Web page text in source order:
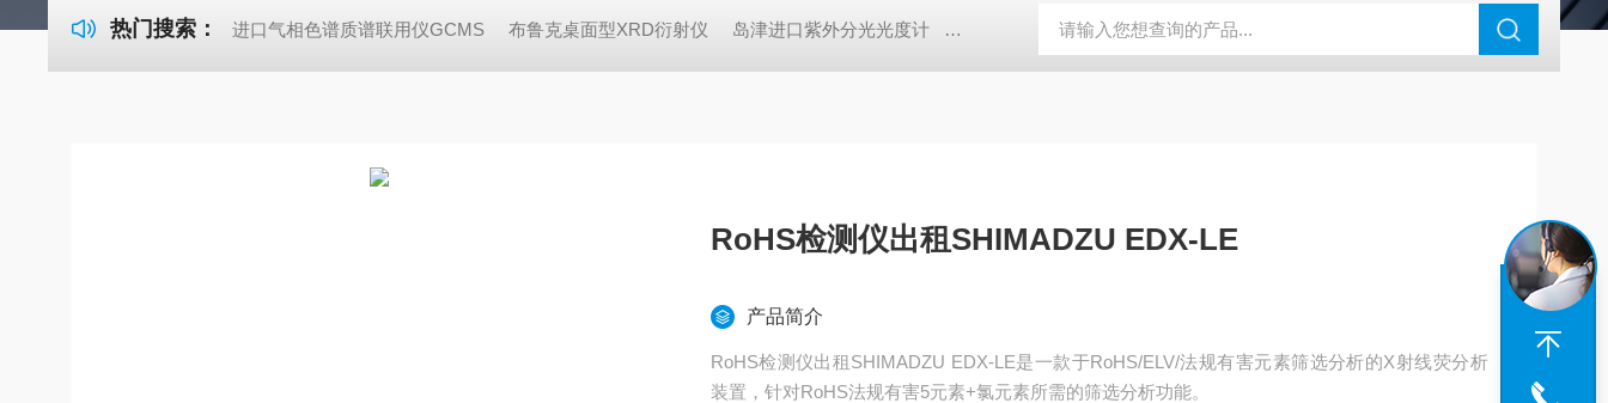
热门搜索： 进口气相色谱质谱联用仪GCMS 布鲁克桌面型XRD衍射仪 岛津进口紫外分光光度计 蔡司MERLIN系列场发射扫描电镜 瑞士万通水分仪 布鲁克SkyScan2211高分
RoHS检测仪出租SHIMADZU EDX-LE
产品简介
RoHS检测仪出租SHIMADZU EDX-LE是一款于RoHS/ELV/法规有害元素筛选分析的X射线荧分析
装置，针对RoHS法规有害5元素+氯元素所需的筛选分析功能。